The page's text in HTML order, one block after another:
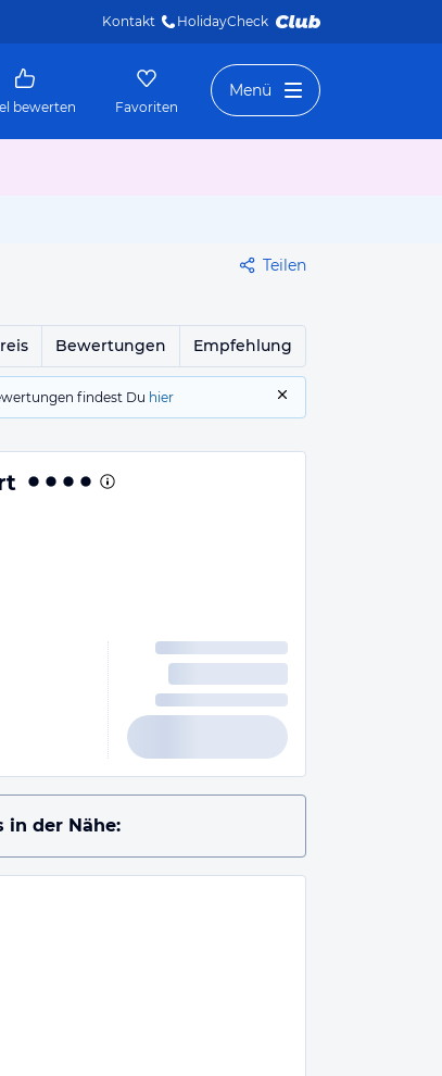
Kontakt HolidayCheck
bewerten Favoriten
Menü
Teilen
Bewertungen Empfehlung
findest Du hier
in der Nähe: